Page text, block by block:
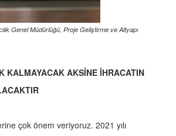
Genel Müdürlüğü, Proje Geliştirme ve Altyapı
KALMAYACAK AKSİNE İHRACATIN
çok önem veriyoruz. 2021 yılı